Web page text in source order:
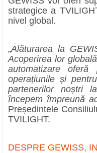
strategice a
nivel global.
„Alăturarea la
Acoperirea lor
automatizare
operațiunile și
partenerilor noștri
începem împreună
Președintele
TVILIGHT.
DESPRE GEWISS,